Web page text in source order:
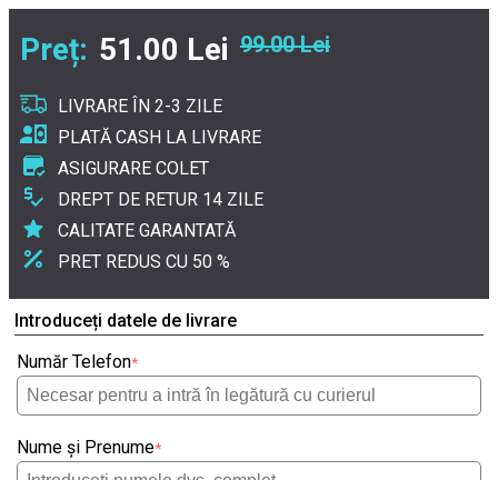
Preț: 51.00 Lei 99.00 Lei
LIVRARE ÎN 2-3 ZILE
PLATĂ CASH LA LIVRARE
ASIGURARE COLET
DREPT DE RETUR 14 ZILE
CALITATE GARANTATĂ
PRET REDUS CU 50 %
Introduceți datele de livrare
Număr Telefon*
Nume și Prenume*